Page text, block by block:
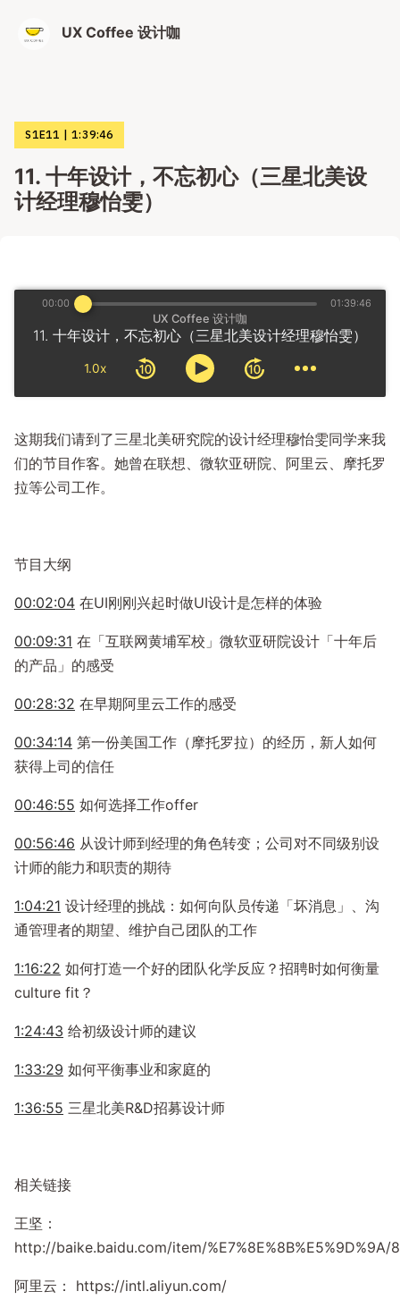
UX Coffee 设计咖
S1E11 1:39:46
11. 十年设计，不忘初心（三星北美设
计经理穆怡雯）
UX Coffee 设计咖
11. 十年设计，不忘初心（三星北美设计经理穆怡雯）
1.0x
00:00 01:39:46
这期我们请到了三星北美研究院的设计经理穆怡雯同学来我
们的节目作客。她曾在联想、微软亚研院、阿里云、摩托罗
拉等公司工作。
节目大纲
00:02:04 在UI刚刚兴起时做UI设计是怎样的体验
00:09:31 在「互联网黄埔军校」微软亚研院设计「十年后
的产品」的感受
00:28:32 在早期阿里云工作的感受
00:34:14 第一份美国工作（摩托罗拉）的经历，新人如何
获得上司的信任
00:46:55 如何选择工作offer
00:56:46 从设计师到经理的角色转变；公司对不同级别设
计师的能力和职责的期待
1:04:21 设计经理的挑战：如何向队员传递「坏消息」、沟
通管理者的期望、维护自己团队的工作
1:16:22 如何打造一个好的团队化学反应？招聘时如何衡量
culture fit？
1:24:43 给初级设计师的建议
1:33:29 如何平衡事业和家庭的
1:36:55 三星北美R&D招募设计师
相关链接
王坚：
http://baike.baidu.com/item/%E7%8E%8B%E5%9D%9A/
阿里云： https://intl.aliyun.com/